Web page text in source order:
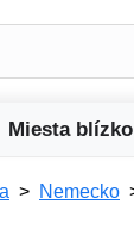
Miesta blízko
Nemecko